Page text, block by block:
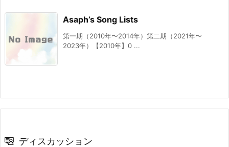
Asaph’s Song Lists
第一期（2010年〜2014年）第二期（2021年〜
2023年）【2010年】0 ...
ディスカッション